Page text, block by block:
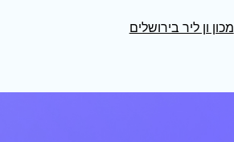
מכון ון ליר בירושלים